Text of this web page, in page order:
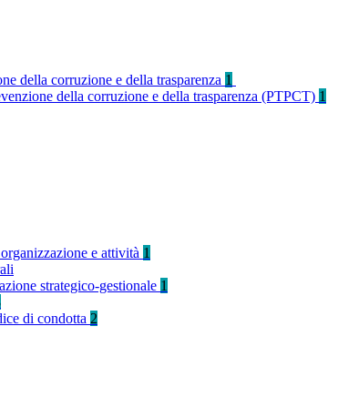
della corruzione e della trasparenza 1
della corruzione e della trasparenza (PTPCT) 1
e attività 1
strategico-gestionale 1
di condotta 2